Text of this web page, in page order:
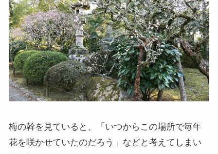
梅の幹を見ていると、「いつからこの場所で毎年
花を咲かせていたのだろう」などと考えてしまい